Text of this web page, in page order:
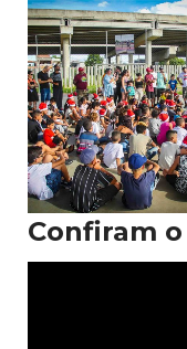
Confiram